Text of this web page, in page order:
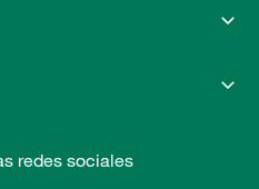
redes sociales